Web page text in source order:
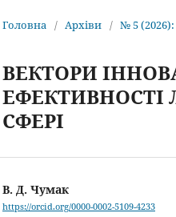
Головна / Архіви / № 5
ВЕКТОРИ
ЕФЕКТИВНОСТІ
СФЕРІ
В. Д. Чумак
https://orcid.org/0000-0002-5109-4233